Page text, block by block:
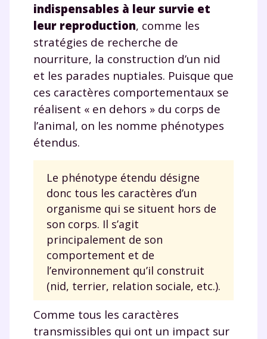
indispensables à leur survie et
leur reproduction, comme les
stratégies de recherche de
nourriture, la construction d’un nid
et les parades nuptiales. Puisque que
ces caractères comportementaux se
réalisent « en dehors » du corps de
l’animal, on les nomme phénotypes
étendus.
Le phénotype étendu désigne
donc tous les caractères d’un
organisme qui se situent hors de
son corps. Il s’agit
principalement de son
comportement et de
l’environnement qu’il construit
(nid, terrier, relation sociale, etc.).
Comme tous les caractères
transmissibles qui ont un impact sur